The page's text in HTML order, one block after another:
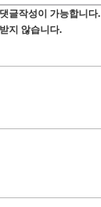
글작성이 가능합니다.
지 않습니다.